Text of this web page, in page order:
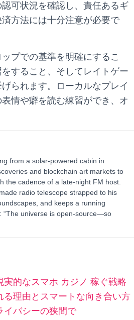
可状況を確認し、責任あるギ
方法には十分注意が必要で
プでの基準を明確にするこ
すること、そしてレイトゲー
られます。ローカルなプレイ
情や癖を読む練習ができ、オ
from a solar-powered cabin in
and blockchain art markets to
the cadence of a late-night FM host.
radio telescope strapped to his
and keeps a running
“The universe is open-source—so
的なスマホ カジノ 稼ぐ戦略
る理由とスマートな向き合い方
バシーの狭間で